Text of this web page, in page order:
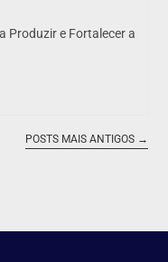
Produzir e Fortalecer a
POSTS MAIS ANTIGOS →